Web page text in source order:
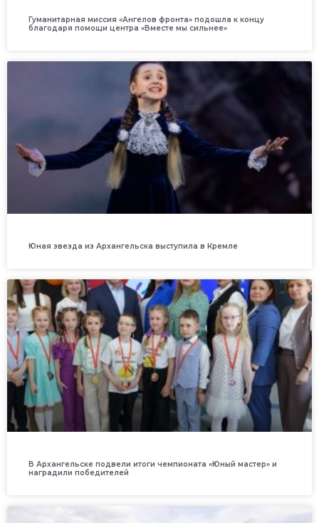
Гуманитарная миссия «Ангелов фронта» подошла к концу
благодаря помощи центра «Вместе мы сильнее»
Юная звезда из Архангельска выступила в Кремле
В Архангельске подвели итоги чемпионата «Юный мастер» и
наградили победителей